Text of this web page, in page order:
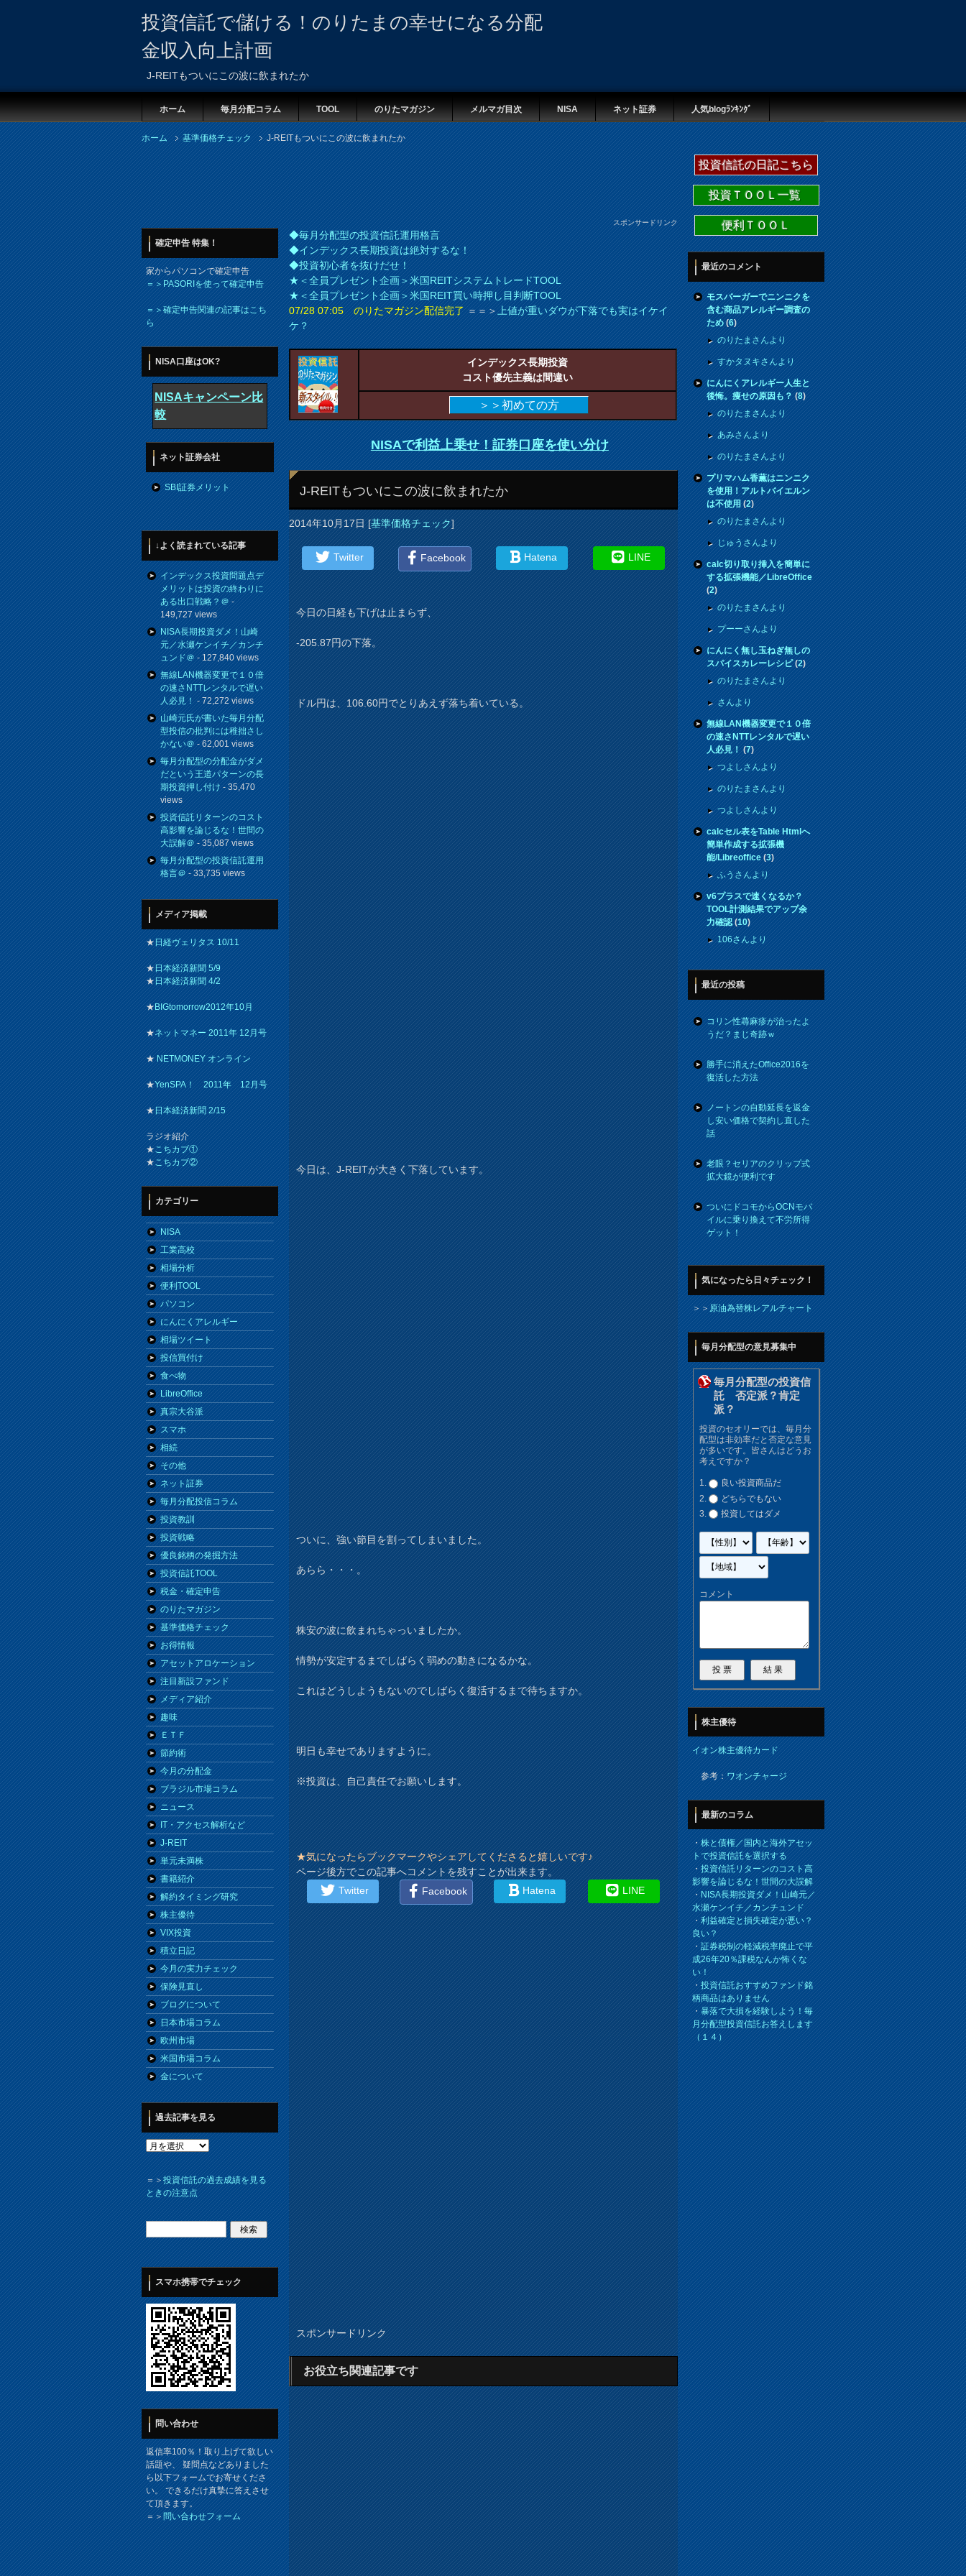
投資信託で儲ける！のりたまの幸せになる分配
金収入向上計画
J-REITもついにこの波に飲まれたか
ホーム 毎月分配コラム TOOL のりたマガジン メルマガ目次 NISA ネット証券 人気blogﾗﾝｷﾝｸﾞ
ホーム 基準価格チェック J-REITもついにこの波に飲まれたか
スポンサードリンク
◆毎月分配型の投資信託運用格言
◆インデックス長期投資は絶対するな！
◆投資初心者を抜けだせ！
★＜全員プレゼント企画＞米国REITシステムトレードTOOL
★＜全員プレゼント企画＞米国REIT買い時押し目判断TOOL
07/28 07:05 のりたマガジン配信完了＝＝＞上値が重いダウが下落でも実はイケイ
ケ？
インデックス長期投資
コスト優先主義は間違い
＞＞初めての方
NISAで利益上乗せ！証券口座を使い分け
J-REITもついにこの波に飲まれたか
2014年10月17日[基準価格チェック]
Twitter Facebook Hatena LINE
今日の日経も下げは止まらず、
-205.87円の下落。
ドル円は、106.60円でとりあえず落ち着いている。
今日は、J-REITが大きく下落しています。
ついに、強い節目を割ってしまいました。
あらら・・・。
株安の波に飲まれちゃっいましたか。
情勢が安定するまでしばらく弱めの動きになるかな。
これはどうしようもないのでしばらく復活するまで待ちますか。
明日も幸せでありますように。
※投資は、自己責任でお願いします。
★気になったらブックマークやシェアしてくださると嬉しいです♪
ページ後方でこの記事へコメントを残すことが出来ます。
Twitter
Facebook Hatena LINE
スポンサードリンク
お役立ち関連記事です
確定申告 特集！
家からパソコンで確定申告
＝＞PASORIを使って確定申告
＝＞確定申告関連の記事はこち
ら
NISA口座はOK?
NISAキャンペーン比
較
ネット証券会社
SBI証券メリット
↓よく読まれている記事
インデックス投資問題点デ
メリットは投資の終わりに
ある出口戦略？＠-
149,727 views
NISA長期投資ダメ！山崎
元／水瀬ケンイチ／カンチ
ュンド＠- 127,840 views
無線LAN機器変更で１０倍
の速さNTTレンタルで遅い
人必見！- 72,272 views
山崎元氏が書いた毎月分配
型投信の批判には稚拙さし
かない＠- 62,001 views
毎月分配型の分配金がダメ
だという王道パターンの長
期投資押し付け- 35,470
views
投資信託リターンのコスト
高影響を論じるな！世間の
大誤解＠- 35,087 views
毎月分配型の投資信託運用
格言＠- 33,735 views
メディア掲載
★日経ヴェリタス 10/11
★日本経済新聞 5/9
★日本経済新聞 4/2
★BIGtomorrow2012年10月
★ネットマネー 2011年 12月号
★NETMONEY オンライン
★YenSPA！ 2011年 12月号
★日本経済新聞 2/15
ラジオ紹介
★こちカブ①
★こちカブ②
カテゴリー
NISA
工業高校
相場分析
便利TOOL
パソコン
にんにくアレルギー
相場ツイート
投信買付け
食べ物
LibreOffice
真宗大谷派
スマホ
相続
その他
ネット証券
毎月分配投信コラム
投資教訓
投資戦略
優良銘柄の発掘方法
投資信託TOOL
税金・確定申告
のりたマガジン
基準価格チェック
お得情報
アセットアロケーション
注目新設ファンド
メディア紹介
趣味
ＥＴＦ
節約術
今月の分配金
ブラジル市場コラム
ニュース
IT・アクセス解析など
J-REIT
単元未満株
書籍紹介
解約タイミング研究
株主優待
VIX投資
積立日記
今月の実力チェック
保険見直し
ブログについて
日本市場コラム
欧州市場
米国市場コラム
金について
過去記事を見る
＝＞投資信託の過去成績を見る
ときの注意点
スマホ携帯でチェック
問い合わせ
返信率100％！取り上げて欲しい
話題や、 疑問点などありました
ら以下フォームでお寄せくださ
い。 できるだけ真摯に答えさせ
て頂きます。
＝＞問い合わせフォーム
投資信託の日記こちら
投資ＴＯＯＬ一覧
便利ＴＯＯＬ
最近のコメント
モスバーガーでニンニクを
含む商品アレルギー調査の
ため(6)
のりたまさんより
すかタヌキさんより
にんにくアレルギー人生と
後悔。痩せの原因も？(8)
のりたまさんより
あみさんより
のりたまさんより
プリマハム香薫はニンニク
を使用！アルトバイエルン
は不使用(2)
のりたまさんより
じゅうさんより
calc切り取り挿入を簡単に
する拡張機能／LibreOffice
(2)
のりたまさんより
プーーさんより
にんにく無し玉ねぎ無しの
スパイスカレーレシピ(2)
のりたまさんより
さんより
無線LAN機器変更で１０倍
の速さNTTレンタルで遅い
人必見！(7)
つよしさんより
のりたまさんより
つよしさんより
calcセル表をTable Htmlへ
簡単作成する拡張機
能/Libreoffice(3)
ふうさんより
v6プラスで速くなるか？
TOOL計測結果でアップ余
力確認(10)
106さんより
最近の投稿
コリン性蕁麻疹が治ったよ
うだ？まじ奇跡ｗ
勝手に消えたOffice2016を
復活した方法
ノートンの自動延長を返金
し安い価格で契約し直した
話
老眼？セリアのクリップ式
拡大鏡が便利です
ついにドコモからOCNモバ
イルに乗り換えて不労所得
ゲット！
気になったら日々チェック！
＞＞原油為替株レアルチャート
毎月分配型の意見募集中
毎月分配型の投資信
託 否定派？肯定
派？
投資のセオリーでは、毎月分
配型は非効率だと否定な意見
が多いです。皆さんはどうお
考えですか？
良い投資商品だ
どちらでもない
投資してはダメ
コメント
株主優待
イオン株主優待カード
参考：ワオンチャージ
最新のコラム
・株と債権／国内と海外アセッ
トで投資信託を選択する
・投資信託リターンのコスト高
影響を論じるな！世間の大誤解
・NISA長期投資ダメ！山崎元／
水瀬ケンイチ／カンチュンド
・利益確定と損失確定が悪い？
良い？
・証券税制の軽減税率廃止で平
成26年20％課税なんか怖くな
い！
・投資信託おすすめファンド銘
柄商品はありません
・暴落で大損を経験しよう！毎
月分配型投資信託お答えします
（１４）